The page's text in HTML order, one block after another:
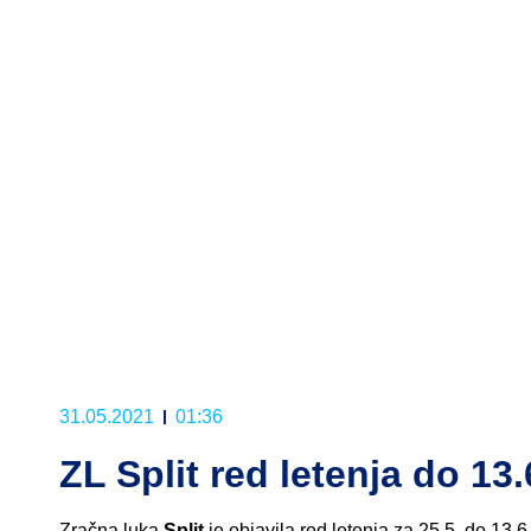
31.05.2021 01:36
ZL Split red letenja do